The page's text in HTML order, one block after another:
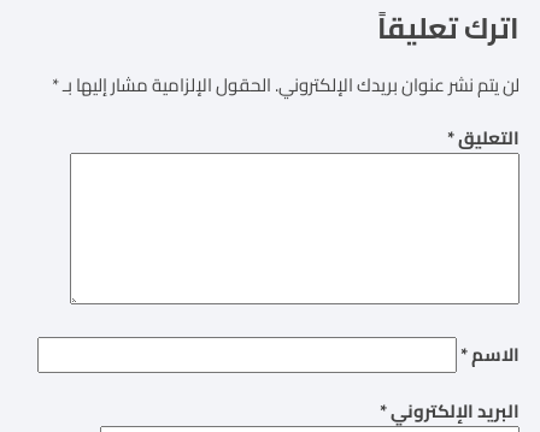
اترك تعليقاً
لن يتم نشر عنوان بريدك الإلكتروني.الحقول الإلزامية مشار إليها بـ*
التعليق*
الاسم*
البريد الإلكتروني*